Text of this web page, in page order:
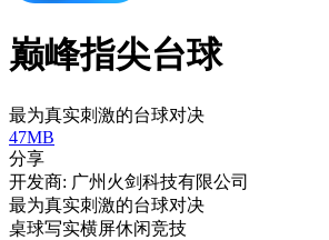
巅峰指尖台球
最为真实刺激的台球对决
47MB
分享
开发商: 广州火剑科技有限公司
最为真实刺激的台球对决
桌球写实横屏休闲竞技